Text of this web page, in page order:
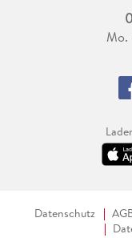
Mo.
Datenschutz